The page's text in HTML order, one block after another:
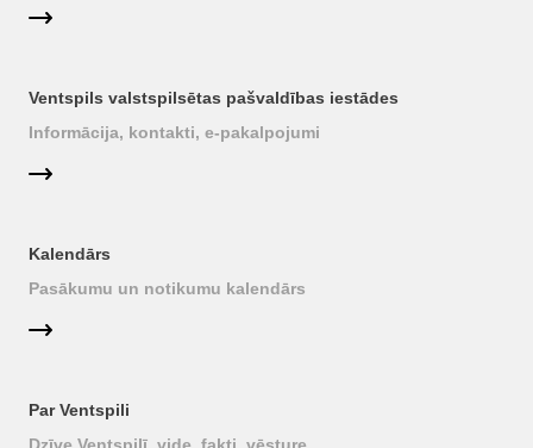
Ventspils valstspilsētas pašvaldības iestādes
Informācija, kontakti, e-pakalpojumi
Kalendārs
Pasākumu un notikumu kalendārs
Par Ventspili